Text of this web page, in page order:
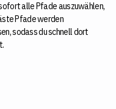
alle Pfade auszuwählen,
Pfade werden
sodass du schnell dort